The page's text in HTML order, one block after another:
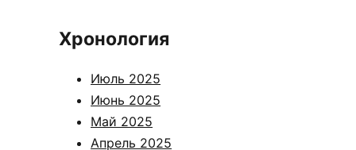
Хронология
Июль 2025
Июнь 2025
Май 2025
Апрель 2025